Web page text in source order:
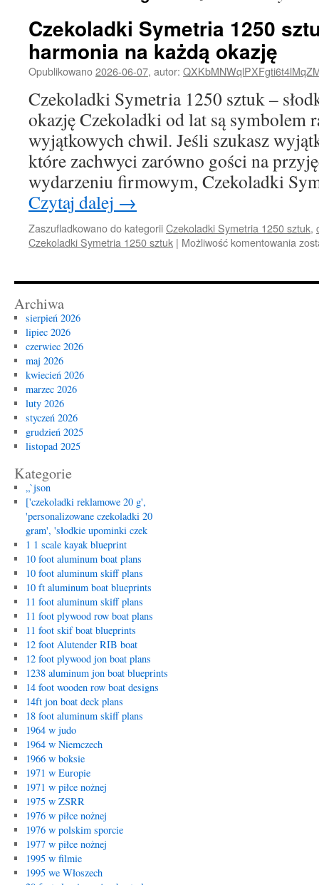
Czekoladki Symetria 1250
harmonia na każdą okazję
Opublikowano2026-06-07, autor:
Czekoladki Symetria 1250 sztuk –
okazję Czekoladki od lat są symbolem
wyjątkowych chwil. Jeśli szukasz
które zachwyci zarówno gości na
wydarzeniu firmowym, Czekoladki
Czytaj dalej →
Zaszufladkowano do kategoriiCzekoladki Symetria 1250 sztuk,
Czekoladki Symetria 1250 sztuk | Możliwość komentowania
Archiwa
sierpień 2026
lipiec 2026
czerwiec 2026
maj 2026
kwiecień 2026
marzec 2026
luty 2026
styczeń 2026
grudzień 2025
listopad 2025
Kategorie
„`json
['czekoladki reklamowe 20 g',
'personalizowane czekoladki 20
gram', 'słodkie upominki czek
1 1 scale kayak blueprint
10 foot aluminum boat plans
10 foot aluminum skiff plans
10 ft aluminum boat blueprints
11 foot aluminum skiff plans
11 foot plywood row boat plans
11 foot skif boat blueprints
12 foot Alutender RIB boat
12 foot plywood jon boat plans
1238 aluminum jon boat blueprints
14 foot wooden row boat designs
14ft jon boat deck plans
18 foot aluminum skiff plans
1964 w judo
1964 w Niemczech
1966 w boksie
1971 w Europie
1971 w piłce nożnej
1975 w ZSRR
1976 w piłce nożnej
1976 w polskim sporcie
1977 w piłce nożnej
1995 w filmie
1995 we Włoszech